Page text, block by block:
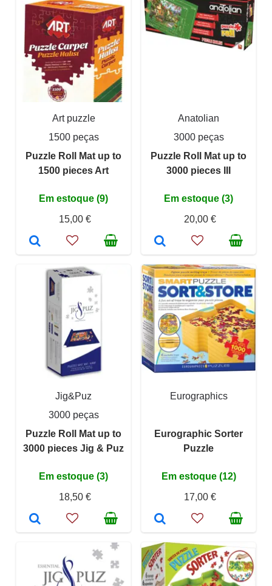
Art puzzle
1500 peças
Puzzle Roll Mat up to
1500 pieces Art
Em estoque (9)
15,00 €
Anatolian
3000 peças
Puzzle Roll Mat up to
3000 pieces III
Em estoque (3)
20,00 €
Jig&Puz
3000 peças
Puzzle Roll Mat up to
3000 pieces Jig & Puz
Em estoque (3)
18,50 €
Eurographics
Eurographic Sorter
Puzzle
Em estoque (12)
17,00 €